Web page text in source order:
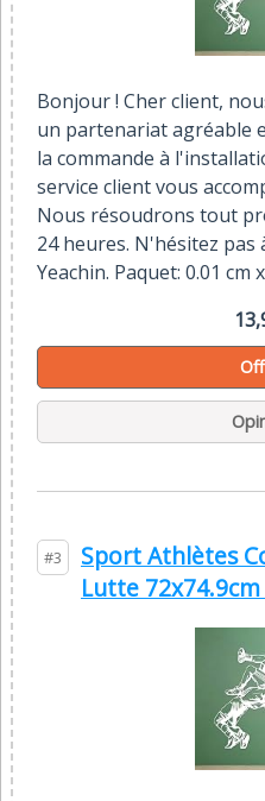
Bonjour ! Cher client,
un partenariat agréable
la commande à
service client vous
Nous résoudrons tout
24 heures. N'hésitez pas
Yeachin. Paquet: 0.01 cm
#3
Sport Athlètes
Lutte